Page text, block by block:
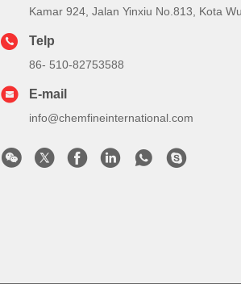
Kamar 924, Jalan Yinxiu No.813, Kota
Telp
86- 510-82753588
E-mail
info@chemfineinternational.com